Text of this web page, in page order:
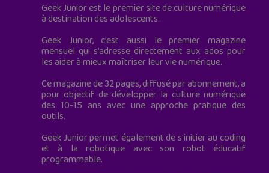
Geek Junior est le premier site de culture numérique
à destination des adolescents.
Geek Junior, c’est aussi le premier magazine
mensuel qui s’adresse directement aux ados pour
les aider à mieux maîtriser leur vie numérique.
Ce magazine de 32 pages, diffusé par abonnement, a
pour objectif de développer la culture numérique
des 10-15 ans avec une approche pratique des
outils.
Geek Junior permet également de s'initier au coding
et à la robotique avec son robot éducatif
programmable.